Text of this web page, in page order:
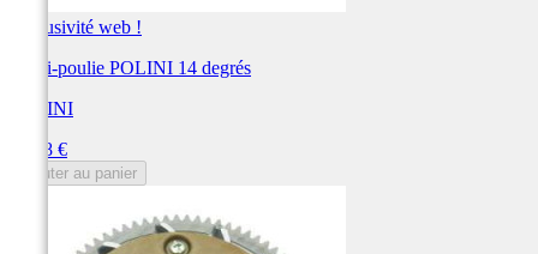
Exclusivité web !
Demi-poulie POLINI 14 degrés
POLINI
64,78 €
Ajouter au panier